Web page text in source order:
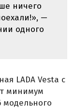
ничего
—
одного
LADA Vesta с
минимум
модельного